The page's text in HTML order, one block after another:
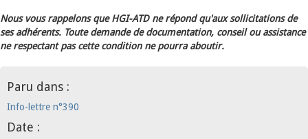
Nous vous rappelons que HGI-ATD ne répond qu'aux sollicitations de
ses adhérents. Toute demande de documentation, conseil ou assistance
ne respectant pas cette condition ne pourra aboutir.
Paru dans :
Info-lettre n°390
Date :